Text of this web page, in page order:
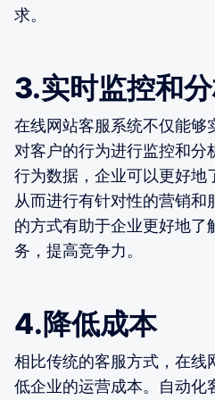
求。
3.实时监控和
在线网站客服系统不仅能够
对客户的行为进行监控和分
行为数据，企业可以更好地
从而进行有针对性的营销和
的方式有助于企业更好地了
务，提高竞争力。
4.降低成本
相比传统的客服方式，在线
低企业的运营成本。自动化